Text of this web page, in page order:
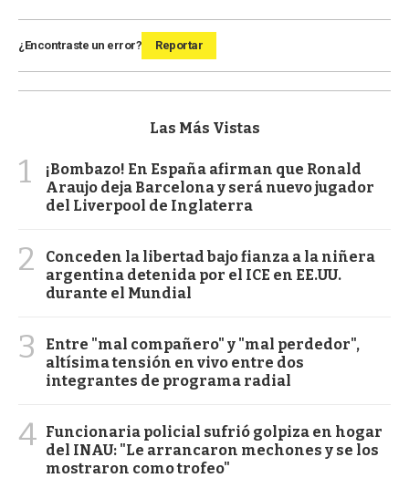
¿Encontraste un error? Reportar
Las Más Vistas
1
¡Bombazo! En España afirman que Ronald
Araujo deja Barcelona y será nuevo jugador
del Liverpool de Inglaterra
2
Conceden la libertad bajo fianza a la niñera
argentina detenida por el ICE en EE.UU.
durante el Mundial
3
Entre "mal compañero" y "mal perdedor",
altísima tensión en vivo entre dos
integrantes de programa radial
4 Funcionaria policial sufrió golpiza en hogar
del INAU: "Le arrancaron mechones y se los
mostraron como trofeo"